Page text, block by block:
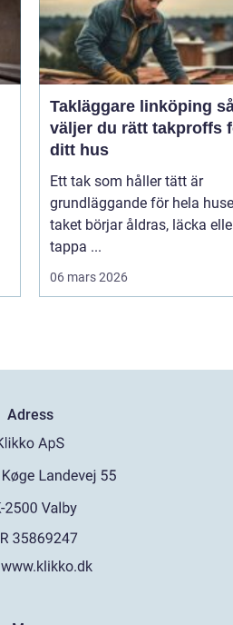
Takläggare linköping så
väljer du rätt takproffs
ditt hus
Ett tak som håller tätt är
grundläggande för hela
taket börjar åldras, läcka
tappa ...
06 mars 2026
Adress
www.klikko.dk